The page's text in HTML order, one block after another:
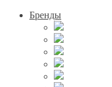
Бренды